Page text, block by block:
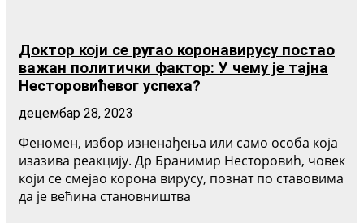
Доктор који се ругао коронавирусу постао
важан политички фактор: У чему је тајна
Несторовићевог успеха?
децембар 28, 2023
Феномен, избор изненађења или само особа која
изазива реакцију. Др Бранимир Несторовић, човек
који се смејао корона вирусу, познат по ставовима
да је већина становништва